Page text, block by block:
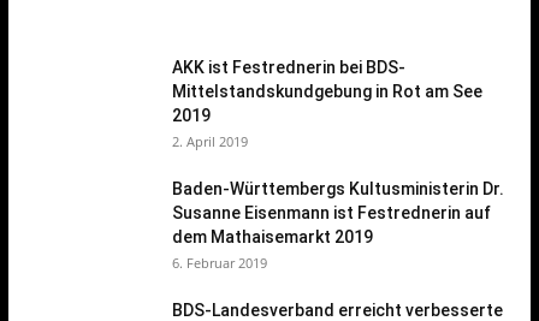
AKK ist Festrednerin bei BDS-
Mittelstandskundgebung in Rot am See
2019
2. April 2019
Baden-Württembergs Kultusministerin Dr.
Susanne Eisenmann ist Festrednerin auf
dem Mathaisemarkt 2019
6. Februar 2019
BDS-Landesverband erreicht verbesserte